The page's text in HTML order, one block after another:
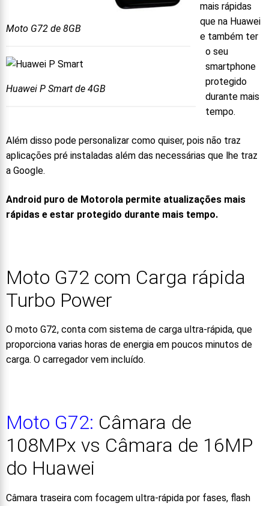
Moto G72 de 8GB
Huawei P Smart de 4GB
mais rápidas
que na Huawei
e também ter
o seu
smartphone
protegido
durante mais
tempo.
Além disso pode personalizar como quiser, pois não traz
aplicações pré instaladas além das necessárias que lhe traz
a Google.
Android puro de Motorola permite atualizações mais
rápidas e estar protegido durante mais tempo.
Moto G72 com Carga rápida
Turbo Power
O moto G72, conta com sistema de carga ultra-rápida, que
proporciona varias horas de energia em poucos minutos de
carga. O carregador vem incluído.
Moto G72: Câmara de
108MPx vs Câmara de 16MP
do Huawei
Câmara traseira com focagem ultra-rápida por fases, flash